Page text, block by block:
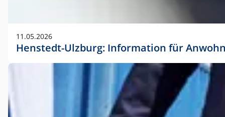
11.05.2026
Henstedt-Ulzburg: Information für